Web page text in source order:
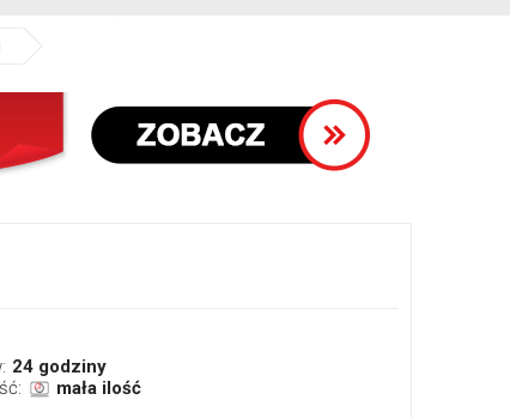
24 godziny
mała ilość